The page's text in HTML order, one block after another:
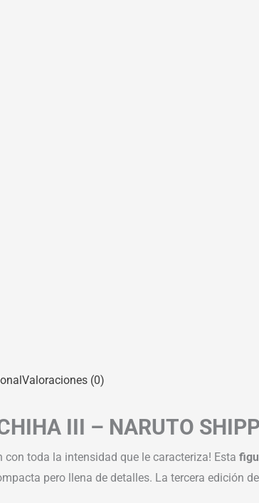
Valoraciones (0)
III – NARUTO
con toda la intensidad que le caracteriza! Esta
pero llena de detalles. La tercera edición